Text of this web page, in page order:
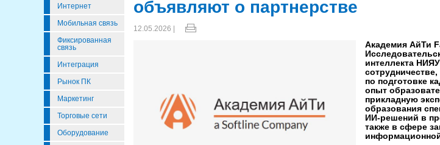
Интернет
Мобильная связь
Фиксированная
связь
Интеграция
Рынок ПК
Маркетинг
Торговые сети
Оборудование
объявляют о партнерстве
12.05.2026 |
Академия АйТи
интеллекта
по подготовке
опыт
прикладную
образования
ИИ-решений в
также в сфере